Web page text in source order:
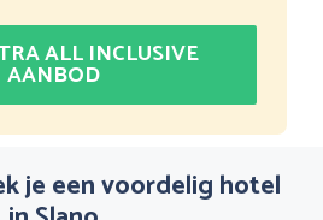
ALL INCLUSIVE
AANBOD
je een voordelig hotel